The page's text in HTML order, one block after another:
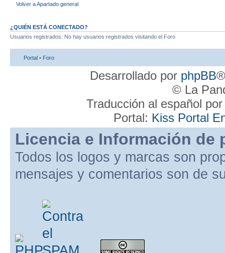
Volver a Apartado general
¿QUIÉN ESTÁ CONECTADO?
Usuarios registrados: No hay usuarios registrados visitando el Foro
Portal • Foro
Desarrollado por phpBB
© La
Traducción al español
Portal: Kiss Portal
Licencia e Información de
Todos los logos y marcas son
mensajes y comentarios son de